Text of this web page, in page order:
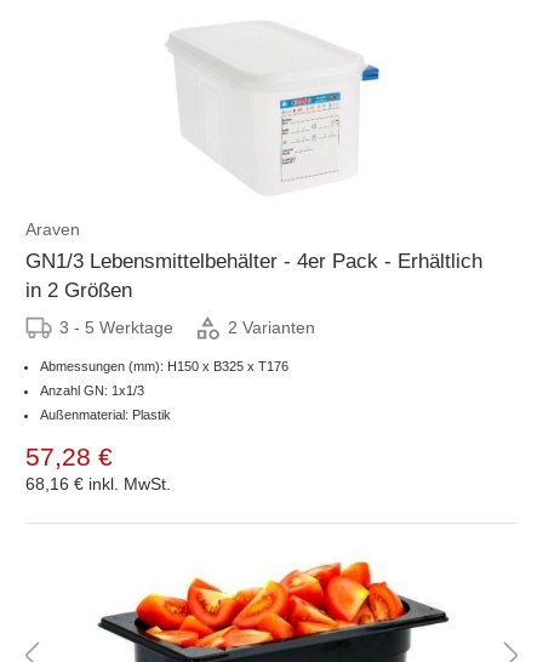
Araven
GN1/3 Lebensmittelbehälter - 4er Pack - Erhältlich
in 2 Größen
3 - 5 Werktage 2 Varianten
Abmessungen (mm): H150 x B325 x T176
Anzahl GN: 1x1/3
Außenmaterial: Plastik
57,28 €
68,16 € inkl. MwSt.